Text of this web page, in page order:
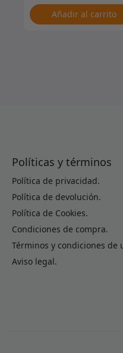
Añadir al carrito
Políticas y términos
Política de privacidad.
Política de devolución.
Política de Cookies.
Condiciones de compra.
Términos y condiciones de
Aviso legal.